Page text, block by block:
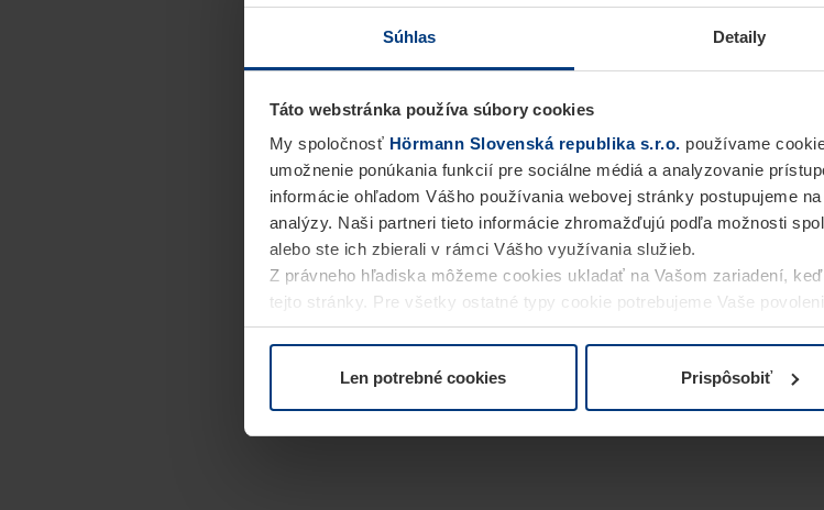
Súhlas Detaily
Táto webstránka používa súbory cookies
My spoločnosť Hörmann Slovenská republika s.r.o. používame
umožnenie ponúkania funkcií pre sociálne médiá a analyzovanie
informácie ohľadom Vášho používania webovej stránky postupujeme
analýzy. Naši partneri tieto informácie zhromažďujú podľa možnosti
alebo ste ich zbierali v rámci Vášho využívania služieb.
Z právneho hľadiska môžeme cookies ukladať na Vašom zariadení,
tejto stránky. Pre všetky ostatné typy cookie potrebujeme Vaše
alebo odvolať vo vysvetlení cookie na stránkeVyhlásenie o ochrane
Len potrebné cookies Prispôsobiť